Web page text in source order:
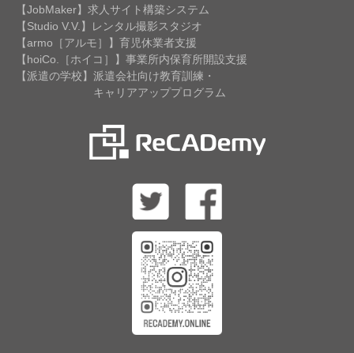
【JobMaker】求人サイト構築システム
【Studio V.V.】レンタル撮影スタジオ
【armo［アルモ］】育児休業者支援
【hoiCo.［ホイコ］】事業所内保育所開設支援
【派遣の学校】派遣会社向け教育訓練・
キャリアアッププログラム